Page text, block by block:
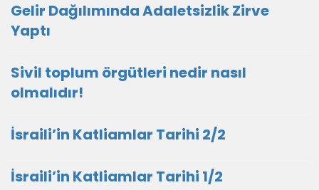
Gelir Dağılımında Adaletsizlik Zirve
Yaptı
Sivil toplum örgütleri nedir nasıl
olmalıdır!
İsraili’in Katliamlar Tarihi 2/2
İsraili’in Katliamlar Tarihi 1/2